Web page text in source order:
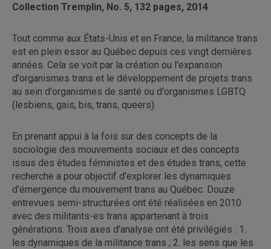
Collection Tremplin, No. 5, 132 pages, 2014
Tout comme aux États-Unis et en France, la militance trans
est en plein essor au Québec depuis ces vingt dernières
années. Cela se voit par la création ou l'expansion
d'organismes trans et le développement de projets trans
au sein d'organismes de santé ou d'organismes LGBTQ
(lesbiens, gais, bis, trans, queers).
En prenant appui à la fois sur des concepts de la
sociologie des mouvements sociaux et des concepts
issus des études féministes et des études trans, cette
recherche a pour objectif d'explorer les dynamiques
d'émergence du mouvement trans au Québec. Douze
entrevues semi-structurées ont été réalisées en 2010
avec des militants-es trans appartenant à trois
générations. Trois axes d'analyse ont été privilégiés : 1.
les dynamiques de la militance trans ; 2. les sens que les